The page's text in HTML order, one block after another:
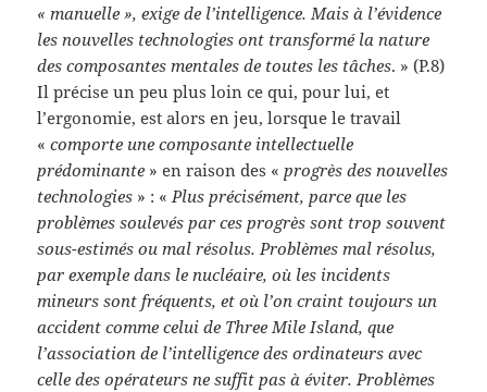
« manuelle », exige de l’intelligence. Mais à l’évidence
les nouvelles technologies ont transformé la nature
des composantes mentales de toutes les tâches. » (P.8)
Il précise un peu plus loin ce qui, pour lui, et
l’ergonomie, est alors en jeu, lorsque le travail
«comporte une composante intellectuelle
prédominante » en raison des «progrès des nouvelles
technologies » : «Plus précisément, parce que les
problèmes soulevés par ces progrès sont trop souvent
sous-estimés ou mal résolus. Problèmes mal résolus,
par exemple dans le nucléaire, où les incidents
mineurs sont fréquents, et où l’on craint toujours un
accident comme celui de Three Mile Island, que
l’association de l’intelligence des ordinateurs avec
celle des opérateurs ne suffit pas à éviter. Problèmes